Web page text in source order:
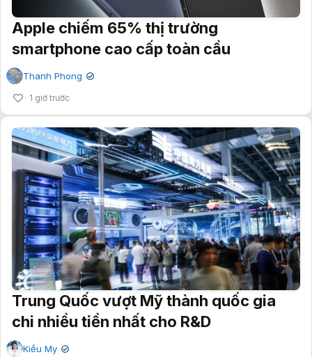
Apple chiếm 65% thị trường
smartphone cao cấp toàn cầu
Thanh Phong ✔
1 giờ trước
Trung Quốc vượt Mỹ thành quốc gia
chi nhiều tiền nhất cho R&D
Kiều My ✔